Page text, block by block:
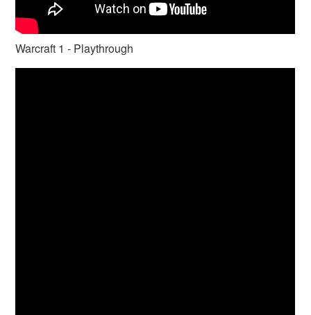
Warcraft 1 - Playthrough